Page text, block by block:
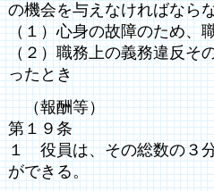
の機会を与えなければなら
（１）心身の故障のため、
（２）職務上の義務違反そ
ったとき
（報酬等）
第１９条
１ 役員は、その総数の３
ができる。